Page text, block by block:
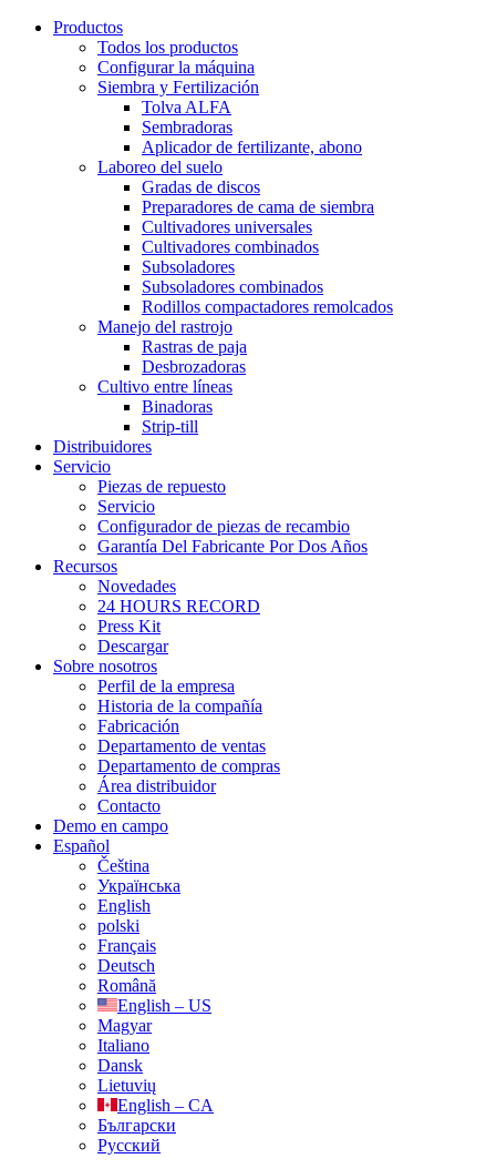
Productos
Todos los productos
Configurar la máquina
Siembra y Fertilización
Tolva ALFA
Sembradoras
Aplicador de fertilizante, abono
Laboreo del suelo
Gradas de discos
Preparadores de cama de siembra
Cultivadores universales
Cultivadores combinados
Subsoladores
Subsoladores combinados
Rodillos compactadores remolcados
Manejo del rastrojo
Rastras de paja
Desbrozadoras
Cultivo entre líneas
Binadoras
Strip-till
Distribuidores
Servicio
Piezas de repuesto
Servicio
Configurador de piezas de recambio
Garantía Del Fabricante Por Dos Años
Recursos
Novedades
24 HOURS RECORD
Press Kit
Descargar
Sobre nosotros
Perfil de la empresa
Historia de la compañía
Fabricación
Departamento de ventas
Departamento de compras
Área distribuidor
Contacto
Demo en campo
Español
Čeština
Українська
English
polski
Français
Deutsch
Română
English – US
Magyar
Italiano
Dansk
Lietuvių
English – CA
Български
Русский